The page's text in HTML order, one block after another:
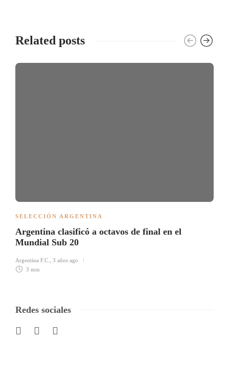
Related posts
SELECCIÓN ARGENTINA
Argentina clasificó a octavos de final en el
Mundial Sub 20
Argentina F.C.
3 años ago
3 min
Redes sociales